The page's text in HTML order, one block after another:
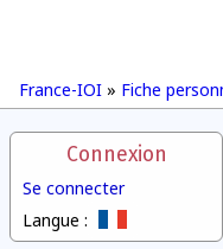
France-IOI » Fiche
Connexion
Se connecter
Langue :